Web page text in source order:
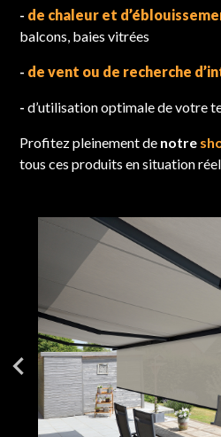
- de chaleur et
balcons, baies vitrées
- de vent ou de recherche
-d’utilisation optimale de votre
Profitez pleinement de notre
tous ces produits en situation